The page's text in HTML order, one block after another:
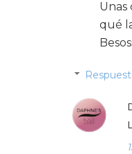
Unas
qué